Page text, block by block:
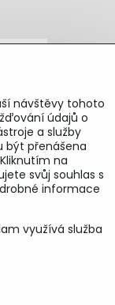
návštěvy tohoto
údajů o
a služby
být přenášena
na
svůj souhlas s
informace
využívá služba